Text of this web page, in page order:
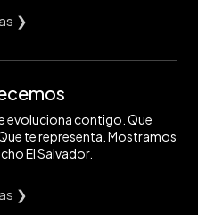
❯
evoluciona contigo. Que
te representa. Mostramos
El Salvador.
❯